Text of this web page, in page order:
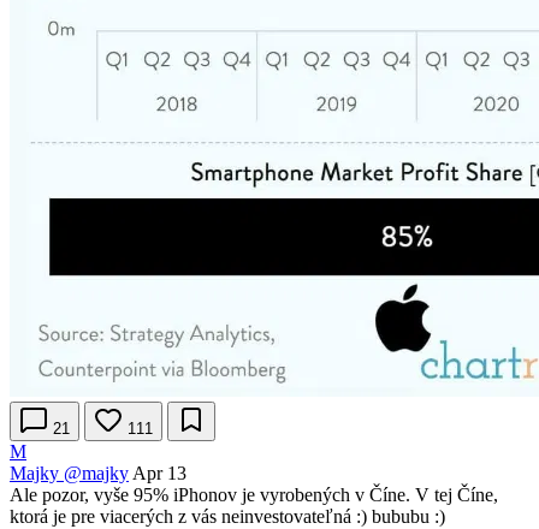
21 111
M
Majky @majky Apr 13
Ale pozor, vyše 95% iPhonov je vyrobených v Číne. V tej Číne,
ktorá je pre viacerých z vás neinvestovateľná :) bububu :)